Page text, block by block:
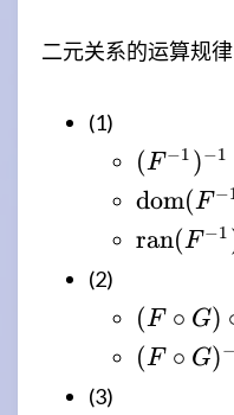
二元关系的运算规律
(1)
(F^{-
=F
(F −1 )−1
(F^{-1})
dom(F −
F
ran(F −1
(2)
(F
\circ
G)
(F ∘ G)
(F \circ
(F ∘ G)−
(3)